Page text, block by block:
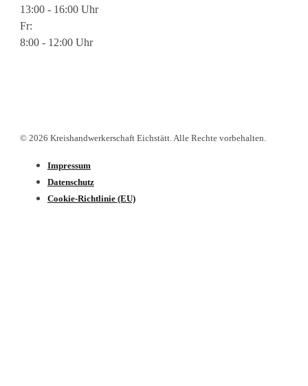
13:00 - 16:00 Uhr
Fr:
8:00 - 12:00 Uhr
© 2026 Kreishandwerkerschaft Eichstätt. Alle Rechte vorbehalten.
Impressum
Datenschutz­
Cookie-Richtlinie (EU)